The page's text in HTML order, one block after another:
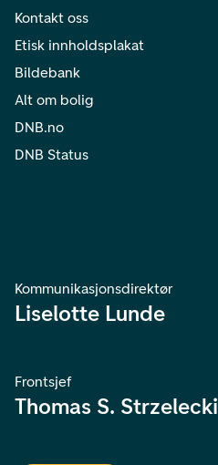
Kontakt oss
Etisk innholdsplakat
Bildebank
Alt om bolig
DNB.no
DNB Status
Kommunikasjonsdirektør
Liselotte Lunde
Frontsjef
Thomas S. Strzelecki